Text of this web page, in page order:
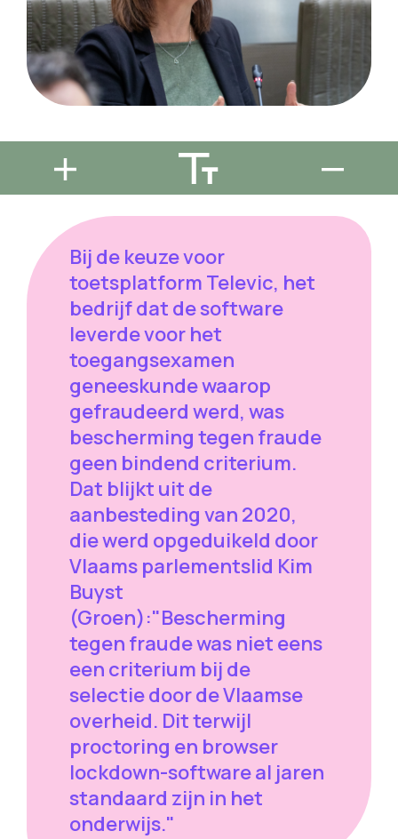
Bij de keuze voor
toetsplatform Televic, het
bedrijf dat de software
leverde voor het
toegangsexamen
geneeskunde waarop
gefraudeerd werd, was
bescherming tegen fraude
geen bindend criterium.
Dat blijkt uit de
aanbesteding van 2020,
die werd opgeduikeld door
Vlaams parlementslid Kim
Buyst
(Groen):"Bescherming
tegen fraude was niet eens
een criterium bij de
selectie door de Vlaamse
overheid. Dit terwijl
proctoring en browser
lockdown-software al jaren
standaard zijn in het
onderwijs."